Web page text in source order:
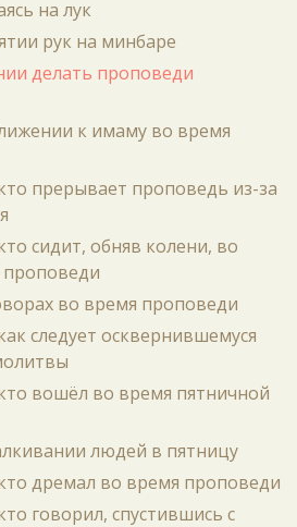
на лук
рук на минбаре
делать проповеди
к имаму во время
прерывает проповедь из-за
сидит, обняв колени, во
во время проповеди
следует осквернившемуся
вошёл во время пятничной
людей в пятницу
дремал во время проповеди
говорил, спустившись с